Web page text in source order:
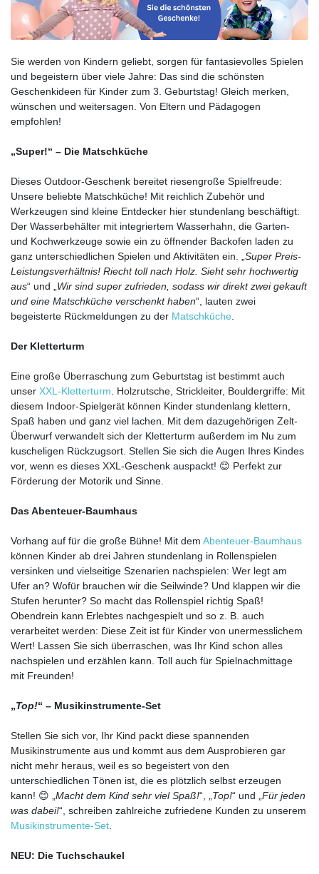
Sie werden von Kindern geliebt, sorgen für fantasievolles Spielen
und begeistern über viele Jahre: Das sind die schönsten
Geschenkideen für Kinder zum 3. Geburtstag! Gleich merken,
wünschen und weitersagen. Von Eltern und Pädagogen
empfohlen!
„Super!“ – Die Matschküche
Dieses Outdoor-Geschenk bereitet riesengroße Spielfreude:
Unsere beliebte Matschküche! Mit reichlich Zubehör und
Werkzeugen sind kleine Entdecker hier stundenlang beschäftigt:
Der Wasserbehälter mit integriertem Wasserhahn, die Garten-
und Kochwerkzeuge sowie ein zu öffnender Backofen laden zu
ganz unterschiedlichen Spielen und Aktivitäten ein. „Super Preis-
Leistungsverhältnis! Riecht toll nach Holz. Sieht sehr hochwertig
aus“ und „Wir sind super zufrieden, sodass wir direkt zwei gekauft
und eine Matschküche verschenkt haben“, lauten zwei
begeisterte Rückmeldungen zu der Matschküche.
Der Kletterturm
Eine große Überraschung zum Geburtstag ist bestimmt auch
unser XXL-Kletterturm. Holzrutsche, Strickleiter, Bouldergriffe: Mit
diesem Indoor-Spielgerät können Kinder stundenlang klettern,
Spaß haben und ganz viel lachen. Mit dem dazugehörigen Zelt-
Überwurf verwandelt sich der Kletterturm außerdem im Nu zum
kuscheligen Rückzugsort. Stellen Sie sich die Augen Ihres Kindes
vor, wenn es dieses XXL-Geschenk auspackt! 😊 Perfekt zur
Förderung der Motorik und Sinne.
Das Abenteuer-Baumhaus
Vorhang auf für die große Bühne! Mit dem Abenteuer-Baumhaus
können Kinder ab drei Jahren stundenlang in Rollenspielen
versinken und vielseitige Szenarien nachspielen: Wer legt am
Ufer an? Wofür brauchen wir die Seilwinde? Und klappen wir die
Stufen herunter? So macht das Rollenspiel richtig Spaß!
Obendrein kann Erlebtes nachgespielt und so z. B. auch
verarbeitet werden: Diese Zeit ist für Kinder von unermesslichem
Wert! Lassen Sie sich überraschen, was Ihr Kind schon alles
nachspielen und erzählen kann. Toll auch für Spielnachmittage
mit Freunden!
„Top!“ – Musikinstrumente-Set
Stellen Sie sich vor, Ihr Kind packt diese spannenden
Musikinstrumente aus und kommt aus dem Ausprobieren gar
nicht mehr heraus, weil es so begeistert von den
unterschiedlichen Tönen ist, die es plötzlich selbst erzeugen
kann! 😊 „Macht dem Kind sehr viel Spaß!“, „Top!“ und „Für jeden
was dabei!“, schreiben zahlreiche zufriedene Kunden zu unserem
Musikinstrumente-Set.
NEU: Die Tuchschaukel